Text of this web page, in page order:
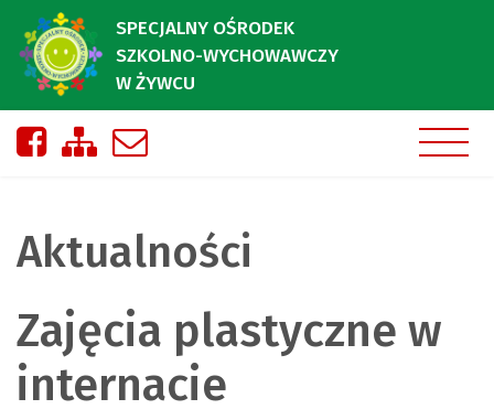
SPECJALNY OŚRODEK
SZKOLNO-WYCHOWAWCZY
W ŻYWCU
Nasza strona na Facebooku
Zobacz mapę strony
Aktualności
Zajęcia plastyczne w
internacie